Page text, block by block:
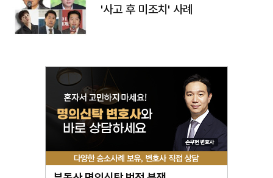
'사고 후 미조치' 사례